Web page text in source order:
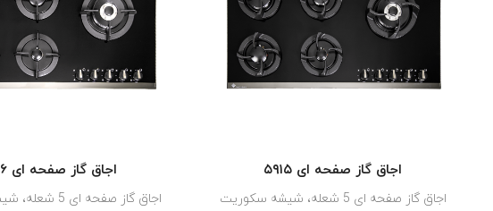
اجاق گاز صفحه ای ۵۹۱۵
اجاق گاز صفحه ای 5 شعله، شیشه سکوریت
اجاق گاز صفحه ای ۵۹۱۶
اجاق گاز صفحه ای 5 شعله، شیشه سکوریت